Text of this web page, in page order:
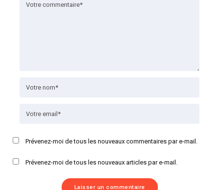
Prévenez-moi de tous les nouveaux commentaires par e-mail.
Prévenez-moi de tous les nouveaux articles par e-mail.